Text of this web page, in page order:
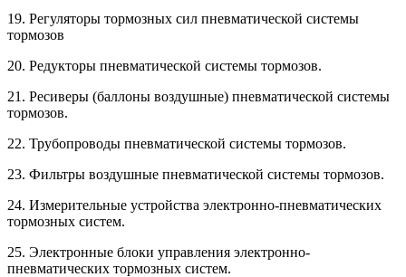
19. Регуляторы тормозных сил пневматической системы
тормозов
20. Редукторы пневматической системы тормозов.
21. Ресиверы (баллоны воздушные) пневматической системы
тормозов.
22. Трубопроводы пневматической системы тормозов.
23. Фильтры воздушные пневматической системы тормозов.
24. Измерительные устройства электронно-пневматических
тормозных систем.
25. Электронные блоки управления электронно-
пневматических тормозных систем.